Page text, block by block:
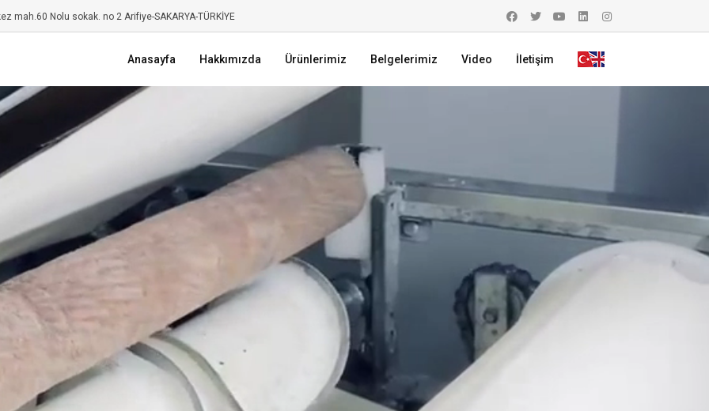
mah.60 Nolu sokak. no 2 Arifiye-SAKARYA-TÜRKİYE
Anasayfa Hakkımızda Ürünlerimiz Belgelerimiz Video İletişim